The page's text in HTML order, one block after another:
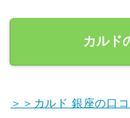
カルド
＞＞カルド 銀座の口